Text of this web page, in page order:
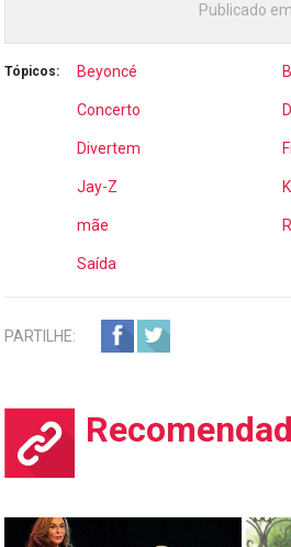
Publicado
Tópicos: Beyoncé
Concerto
Divertem
Jay-Z
mãe
Saída
PARTILHE: